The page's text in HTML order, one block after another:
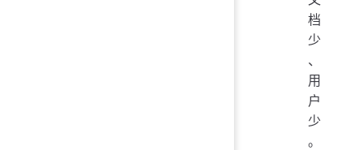
档
少
、
用
户
少
。